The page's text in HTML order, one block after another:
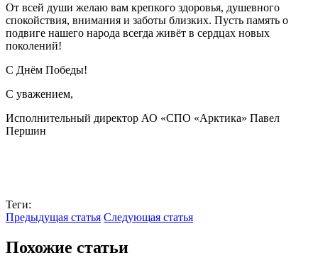
От всей души желаю вам крепкого здоровья, душевного
спокойствия, внимания и заботы близких. Пусть память о
подвиге нашего народа всегда живёт в сердцах новых
поколений!
С Днём Победы!
С уважением,
Исполнительный директор АО «СПО «Арктика» Павел
Першин
Теги:
Предыдущая статья Следующая статья
Похожие статьи